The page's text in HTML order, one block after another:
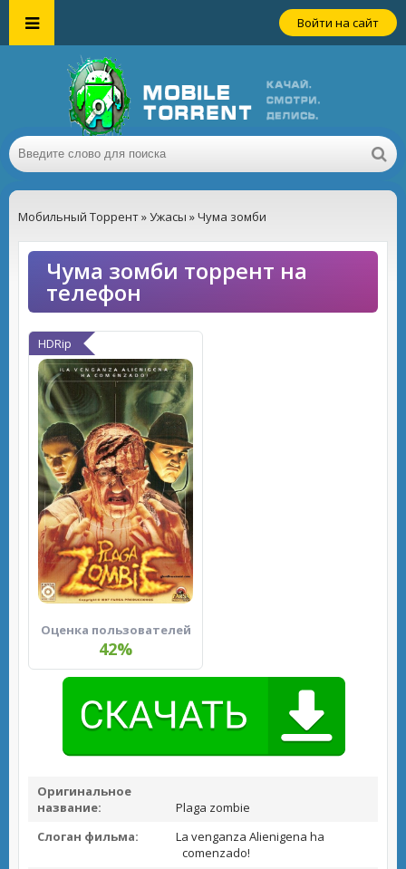
Войти на сайт
Мобильный Торрент»Ужасы » Чума зомби
Чума зомби торрент на
телефон
HDRip
Оценка пользователей
42%
Оригинальное
название:
Plaga zombie
Слоган фильма:
La venganza Alienigena ha
comenzado!